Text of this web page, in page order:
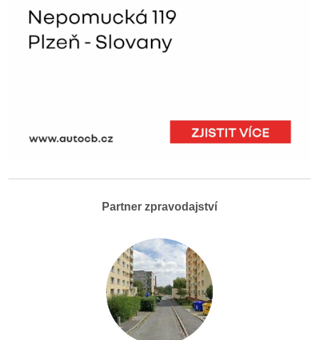
Partner zpravodajství